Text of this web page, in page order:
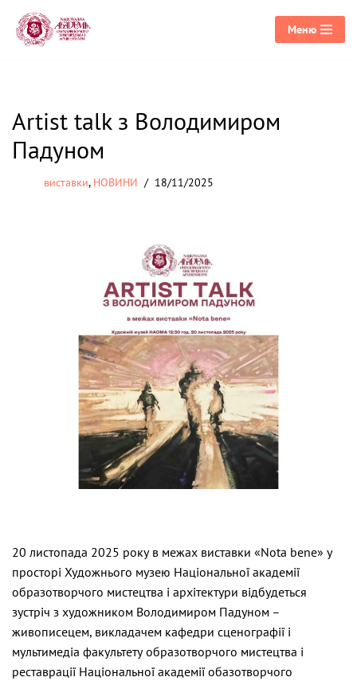
Перейти
Меню
Artist talk з Володимиром
Падуном
виставки, НОВИНИ 18/11/2025
20 листопада 2025 року в межах виставки «Nota bene» у
просторі Художнього музею Національної академії
образотворчого мистецтва і архітектури відбудеться
зустріч з художником Володимиром Падуном –
живописецем, викладачем кафедри сценографії і
мультимедіа факультету образотворчого мистецтва і
реставрації Національної академії обазотворчого